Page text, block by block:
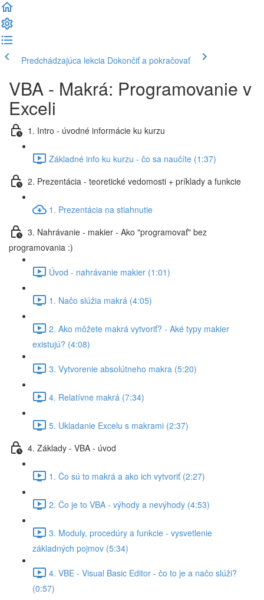
Predchádzajúca lekcia Dokončiť a pokračovať
VBA - Makrá: Programovanie v
Exceli
1. Intro - úvodné informácie ku kurzu
Základné info ku kurzu - čo sa naučíte (1:37)
2. Prezentácia - teoretické vedomosti + príklady a funkcie
1. Prezentácia na stiahnutie
3. Nahrávanie - makier - Ako "programovať" bez
programovania :)
Úvod - nahrávanie makier (1:01)
1. Načo slúžia makrá (4:05)
2. Ako môžete makrá vytvoriť? - Aké typy makier
existujú? (4:08)
3. Vytvorenie absolútneho makra (5:20)
4. Relatívne makrá (7:34)
5. Ukladanie Excelu s makrami (2:37)
4. Základy - VBA - úvod
1. Čo sú to makrá a ako ich vytvoriť (2:27)
2. Čo je to VBA - výhody a nevýhody (4:53)
3. Moduly, procedúry a funkcie - vysvetlenie
základných pojmov (5:34)
4. VBE - Visual Basic Editor - čo to je a načo slúži?
(0:57)